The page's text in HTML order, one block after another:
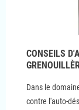
CONSEILS
Dans le
contre l'auto-